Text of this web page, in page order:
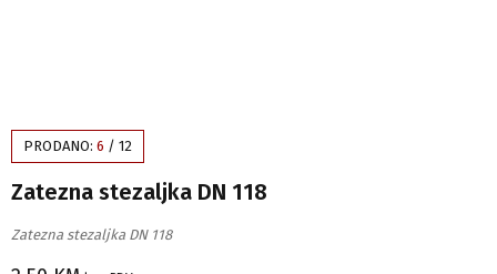
PRODANO: 6 / 12
Zatezna stezaljka DN 118
Zatezna stezaljka DN 118